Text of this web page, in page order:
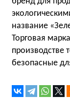
название
Торговая
производстве
безопасные